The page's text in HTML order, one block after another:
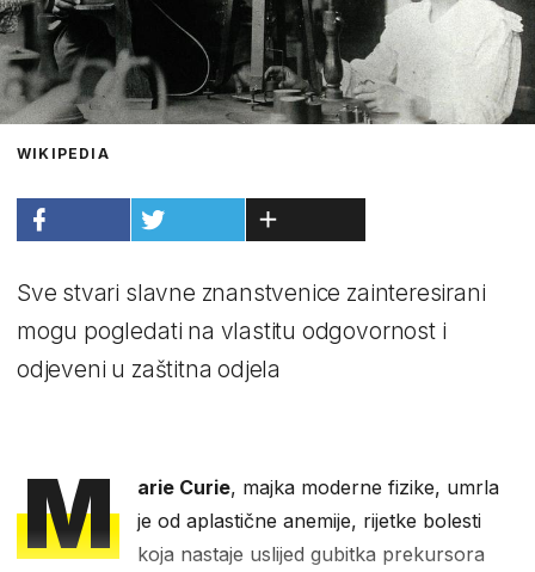
WIKIPEDIA
Sve stvari slavne znanstvenice zainteresirani
mogu pogledati na vlastitu odgovornost i
odjeveni u zaštitna odjela
M arie Curie, majka moderne fizike, umrla
je od aplastične anemije, rijetke bolesti
koja nastaje uslijed gubitka prekursora